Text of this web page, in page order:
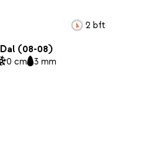
2 bft
Dal (08-08)
0 cm
3 mm